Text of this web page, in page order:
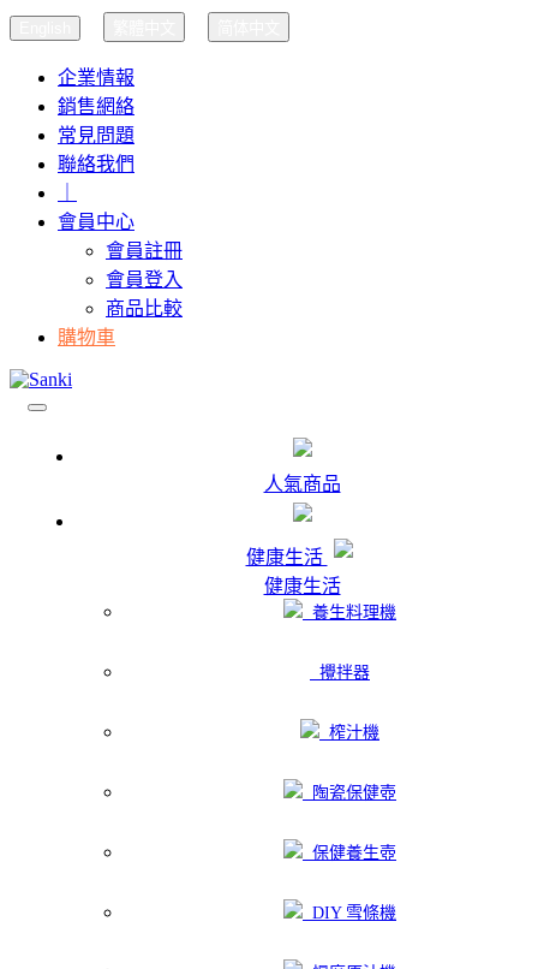
企業情報
銷售網絡
常見問題
聯絡我們
會員中心
會員註冊
會員登入
商品比較
購物車
人氣商品
健康生活
健康生活
養生料理機
攪拌器
榨汁機
陶瓷保健壺
保健養生壺
DIY 雪條機